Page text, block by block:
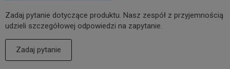
Zadaj pytanie dotyczące produktu. Nasz zespół z przyjemnością
udzieli szczegółowej odpowiedzi na zapytanie.
Zadaj pytanie